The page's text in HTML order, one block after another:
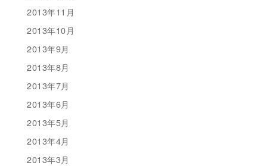
2013年11月
2013年10月
2013年9月
2013年8月
2013年7月
2013年6月
2013年5月
2013年4月
2013年3月